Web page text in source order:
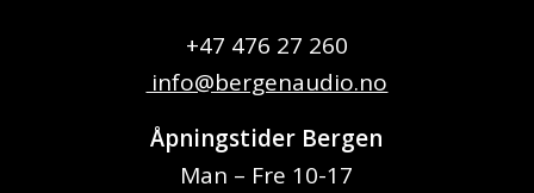
+47 476 27 260
info@bergenaudio.no
Åpningstider Bergen
Man – Fre 10-17